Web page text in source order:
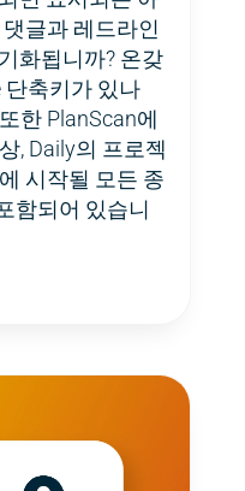
글과 레드라인
화됩니까? 온갖
단축키가 있나
한 PlanScan에
, Daily의 프로젝
시작될 모든 종
함되어 있습니